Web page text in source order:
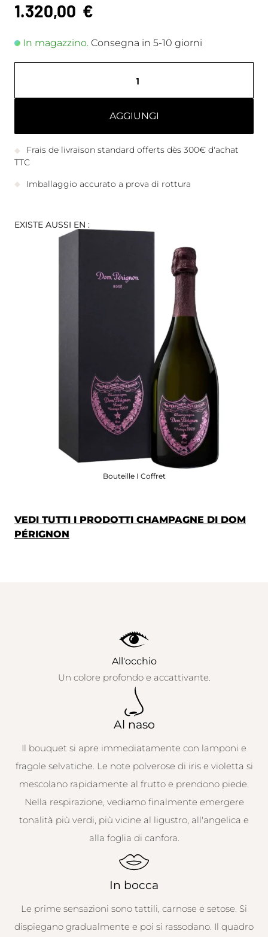
1.320,00 €
In magazzino. Consegna in 5-10 giorni
AGGIUNGI
Frais de livraison standard offerts dès 300€ d'achat
TTC
Imballaggio accurato a prova di rottura
EXISTE AUSSI EN :
Bouteille I Coffret
VEDI TUTTI I PRODOTTI CHAMPAGNE DI DOM
PÉRIGNON
All'occhio
Un colore profondo e accattivante.
Al naso
Il bouquet si apre immediatamente con lamponi e
fragole selvatiche. Le note polverose di iris e violetta si
mescolano rapidamente al frutto e prendono piede.
Nella respirazione, vediamo finalmente emergere
tonalità più verdi, più vicine al ligustro, all'angelica e
alla foglia di canfora.
In bocca
Le prime sensazioni sono tattili, carnose e setose. Si
dispiegano gradualmente e poi si rassodano. Il quadro